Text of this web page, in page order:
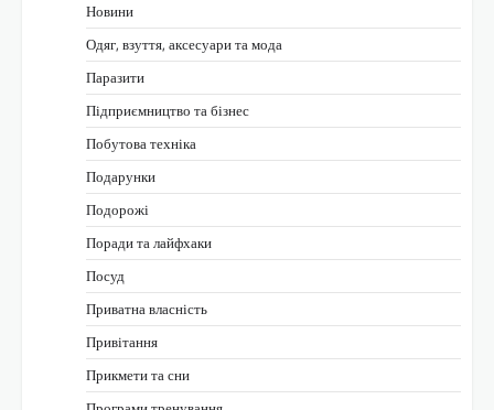
Новини
Одяг, взуття, аксесуари та мода
Паразити
Підприємництво та бізнес
Побутова техніка
Подарунки
Подорожі
Поради та лайфхаки
Посуд
Приватна власність
Привітання
Прикмети та сни